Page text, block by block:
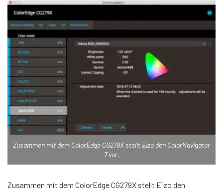
Zusammen mit dem ColorEdge CG279X stellt Eizo den ColorNavigator
7 vor.
Zusammen mit dem ColorEdge CG279X stellt Eizo den